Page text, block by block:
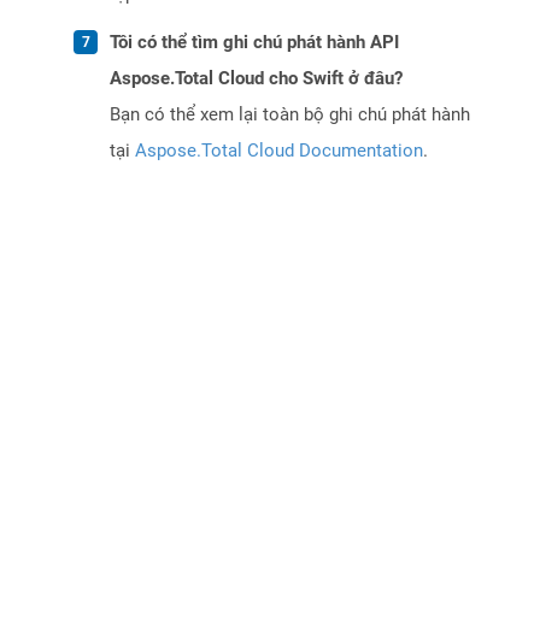
Tôi có thể tìm ghi chú phát hành API
Aspose.Total Cloud cho Swift ở đâu?
Bạn có thể xem lại toàn bộ ghi chú phát hành
tại Aspose.Total Cloud Documentation.